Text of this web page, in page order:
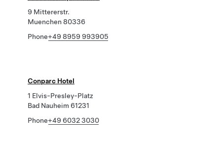
9 Mittererstr.
Muenchen 80336
Phone+49 8959 993905
Conparc Hotel
1 Elvis-Presley-Platz
Bad Nauheim 61231
Phone+49 6032 3030